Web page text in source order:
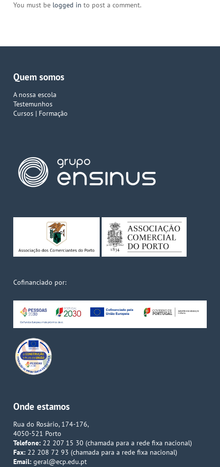
You must be logged in to post a comment.
Quem somos
A nossa escola
Testemunhos
Cursos | Formação
Cofinanciado por:
Onde estamos
Rua do Rosário, 174-176,
4050-521 Porto
Telefone:22 207 15 30 (chamada para a rede fixa nacional)
Fax:22 208 72 93 (chamada para a rede fixa nacional)
Email: geral@ecp.edu.pt